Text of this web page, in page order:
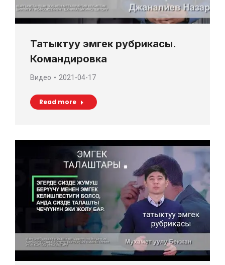
Татыктуу эмгек рубрикасы.
Командировка
Видео 2021-04-17
Read more